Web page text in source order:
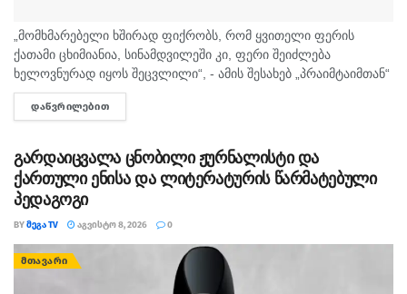
„მომხმარებელი ხშირად ფიქრობს, რომ ყვითელი ფერის
ქათამი ცხიმიანია, სინამდვილეში კი, ფერი შეიძლება
ხელოვნურად იყოს შეცვლილი“, - ამის შესახებ „პრაიმტაიმთან“
სურსათის უვნებლობის სპეციალისტი, ირაკლი არაბული
საუბრობს. „ბაზარი ითხოვს, რომ ქათამი იყოს...
ᲓᲐᲬᲕᲠᲘᲚᲔᲑᲘᲗ
გარდაიცვალა ცნობილი ჟურნალისტი და
ქართული ენისა და ლიტერატურის წარმატებული
პედაგოგი
BYᲛᲔᲒᲐ TV ᲐᲒᲕᲘᲡᲢᲝ 8, 2026 0
ᲛᲗᲐᲕᲐᲠᲘ